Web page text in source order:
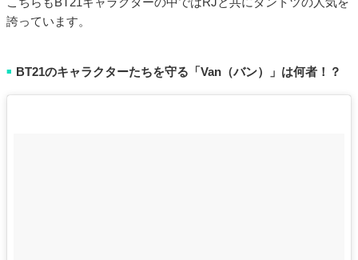
誇っています。
■ BT21のキャラクターたちを守る「Van（バン）」は何者！？